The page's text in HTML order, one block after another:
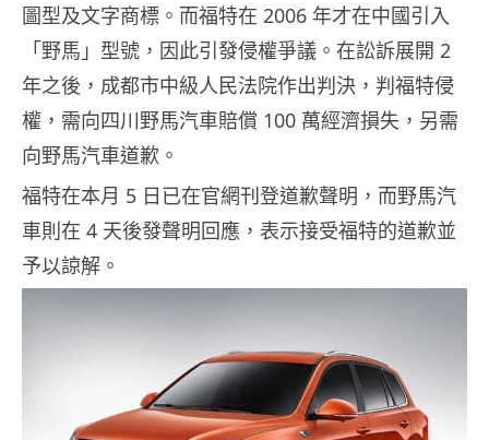
圖型及文字商標。而福特在 2006 年才在中國引入
「野馬」型號，因此引發侵權爭議。在訟訴展開 2
年之後，成都市中級人民法院作出判決，判福特侵
權，需向四川野馬汽車賠償 100 萬經濟損失，另需
向野馬汽車道歉。
福特在本月 5 日已在官網刊登道歉聲明，而野馬汽
車則在 4 天後發聲明回應，表示接受福特的道歉並
予以諒解。